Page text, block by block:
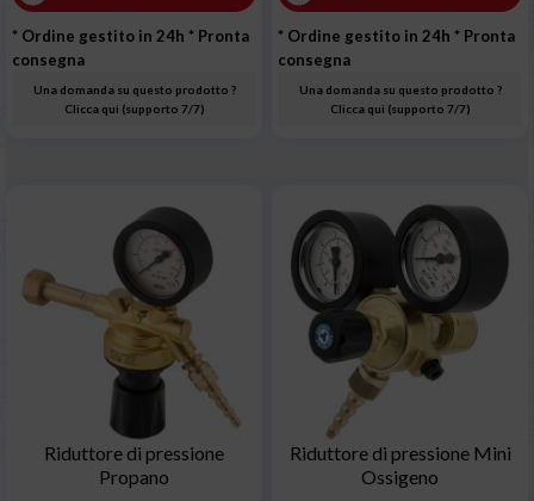
* Ordine gestito in 24h * Pronta
consegna
Una domanda su questo prodotto ?
Clicca qui (supporto 7/7)
* Ordine gestito in 24h * Pronta
consegna
Una domanda su questo prodotto ?
Clicca qui (supporto 7/7)
Riduttore di pressione
Propano
Riduttore di pressione Mini
Ossigeno